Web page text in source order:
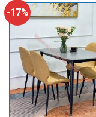
-17%